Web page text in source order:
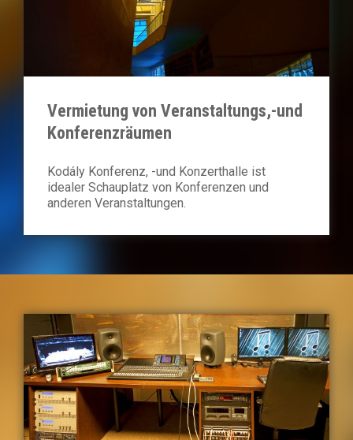
Vermietung von Veranstaltungs,-und
Konferenzräumen
Kodály Konferenz, -und Konzerthalle ist
idealer Schauplatz von Konferenzen und
anderen Veranstaltungen.